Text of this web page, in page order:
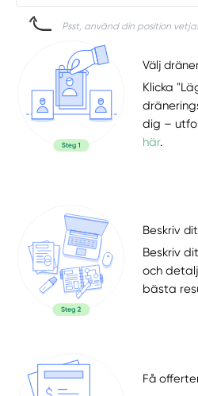
Psst, använd din position
Välj
Klicka
dig –
här.
Beskriv
Beskriv
och
bästa
Få